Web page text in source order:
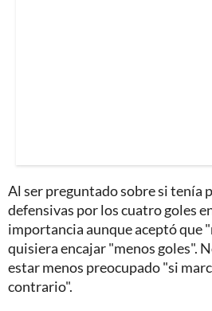
Al ser preguntado sobre si tenía
defensivas por los cuatro goles
importancia aunque aceptó que
quisiera encajar "menos goles".
estar menos preocupado "si
contrario".